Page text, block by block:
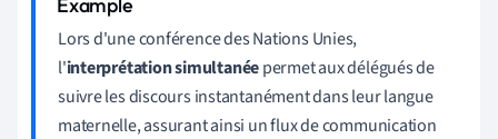
Lors d'une conférence des Nations Unies,
l'interprétation simultanéepermet aux délégués de
suivre les discours instantanément dans leur langue
maternelle, assurant ainsi un flux de communication